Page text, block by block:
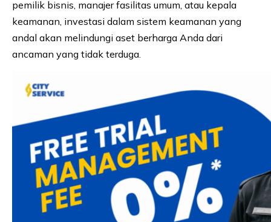
pemilik bisnis, manajer fasilitas umum, atau kepala
keamanan, investasi dalam sistem keamanan yang
andal akan melindungi aset berharga Anda dari
ancaman yang tidak terduga.